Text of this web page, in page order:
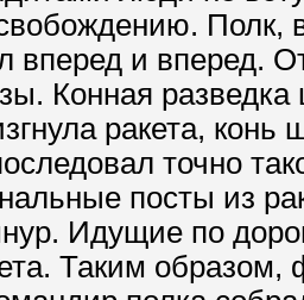
Полк,
и вперед.
Конная
ракета,
точно
посты из
Идущие по
Таким